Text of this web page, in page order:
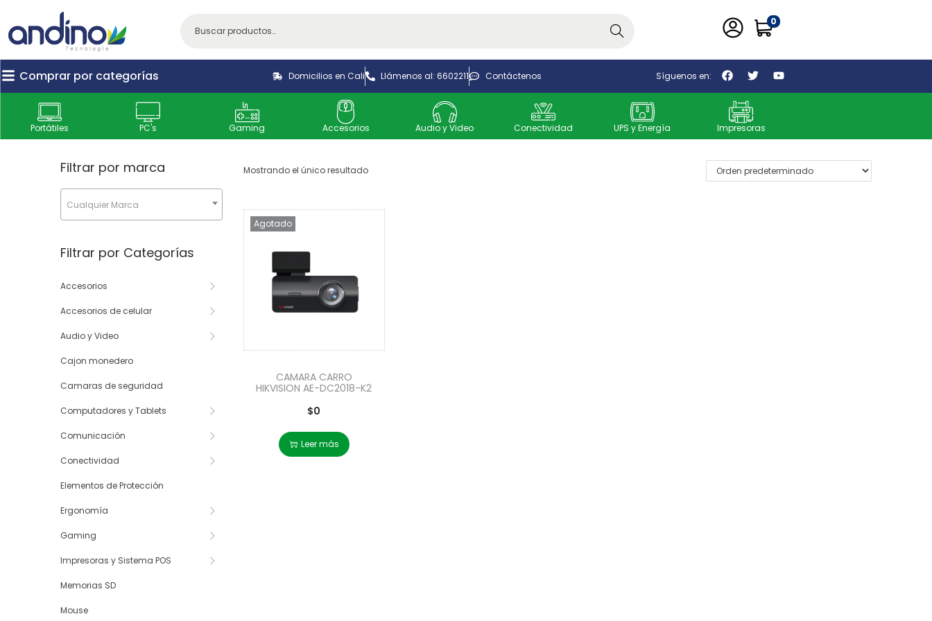
Buscar
0
Comprar por categorías Domicilios en Cali Llámenos al: 6602211 Contáctenos Síguenos en:
Portátiles PC's Gaming Accesorios Audio y Video Conectividad UPS y Energía Impresoras
Mostrando el único resultado
Agotado
CAMARA CARRO
HIKVISION AE-DC2018-K2
$0
Leer más
Filtrar por marca
Cualquier Marca
Filtrar por Categorías
Accesorios
Accesorios de celular
Audio y Video
Cajon monedero
Camaras de seguridad
Computadores y Tablets
Comunicación
Conectividad
Elementos de Protección
Ergonomía
Gaming
Impresoras y Sistema POS
Memorias SD
Mouse